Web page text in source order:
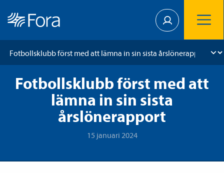
Fotbollsklubb först med att
lämna in sin sista
årslönerapport
15 januari 2024